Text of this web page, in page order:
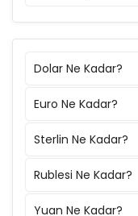
Dolar Ne Kadar?
Euro Ne Kadar?
Sterlin Ne Kadar?
Rublesi Ne Kadar?
Yuan Ne Kadar?